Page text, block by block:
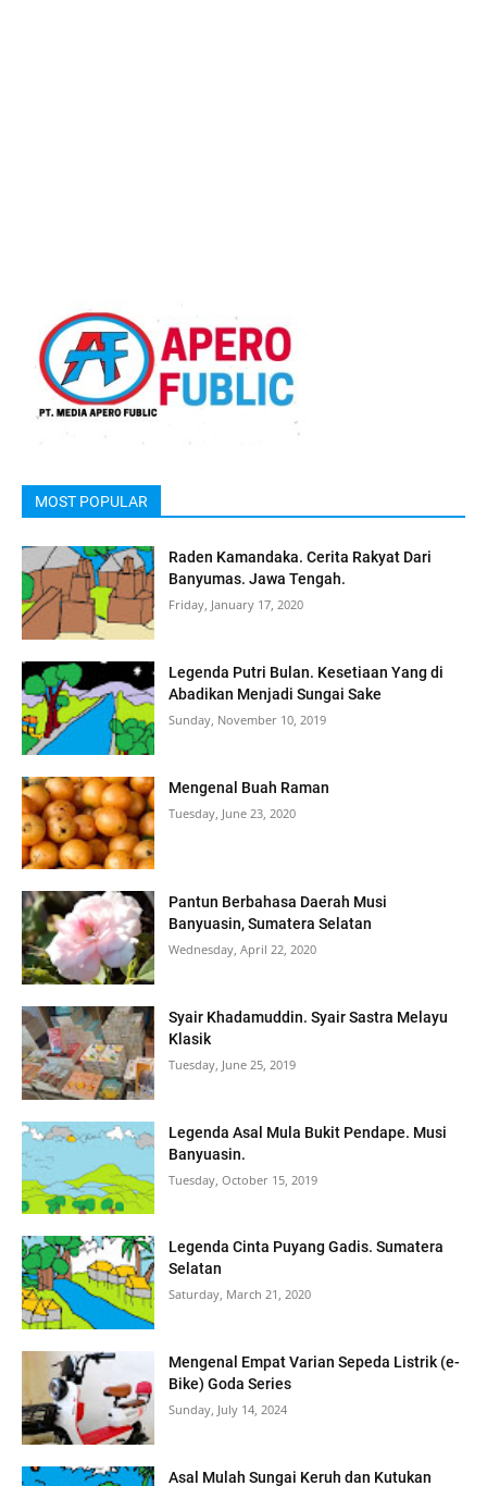
MOST POPULAR
Raden Kamandaka. Cerita Rakyat Dari
Banyumas. Jawa Tengah.
Friday, January 17, 2020
Legenda Putri Bulan. Kesetiaan Yang di
Abadikan Menjadi Sungai Sake
Sunday, November 10, 2019
Mengenal Buah Raman
Tuesday, June 23, 2020
Pantun Berbahasa Daerah Musi
Banyuasin, Sumatera Selatan
Wednesday, April 22, 2020
Syair Khadamuddin. Syair Sastra Melayu
Klasik
Tuesday, June 25, 2019
Legenda Asal Mula Bukit Pendape. Musi
Banyuasin.
Tuesday, October 15, 2019
Legenda Cinta Puyang Gadis. Sumatera
Selatan
Saturday, March 21, 2020
Mengenal Empat Varian Sepeda Listrik (e-
Bike) Goda Series
Sunday, July 14, 2024
Asal Mulah Sungai Keruh dan Kutukan